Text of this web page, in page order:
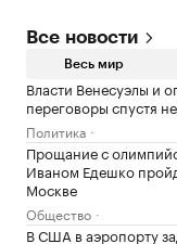
Все новости
Весь мир
Власти Венесуэлы и
переговоры спустя
Политика
Прощание с
Иваном Едешко
Москве
Общество
В США в аэропорту